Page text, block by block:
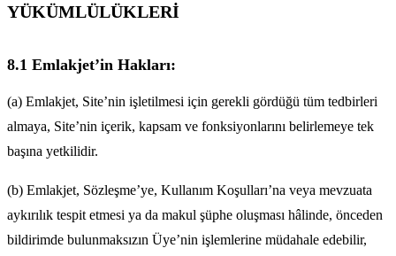
YÜKÜMLÜLÜKLERİ
8.1 Emlakjet’in Hakları:
(a) Emlakjet, Site’nin işletilmesi için gerekli gördüğü tüm tedbirleri
almaya, Site’nin içerik, kapsam ve fonksiyonlarını belirlemeye tek
başına yetkilidir.
(b) Emlakjet, Sözleşme’ye, Kullanım Koşulları’na veya mevzuata
aykırılık tespit etmesi ya da makul şüphe oluşması hâlinde, önceden
bildirimde bulunmaksızın Üye’nin işlemlerine müdahale edebilir,